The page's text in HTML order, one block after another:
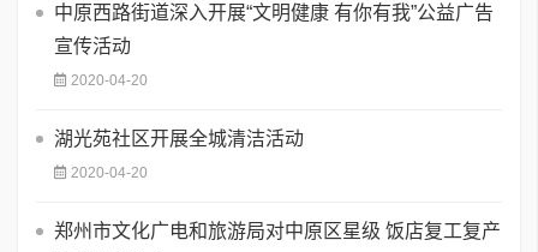
中原西路街道深入开展“文明健康 有你有我”公益广告
宣传活动
2020-04-20
湖光苑社区开展全城清洁活动
2020-04-20
郑州市文化广电和旅游局对中原区星级 饭店复工复产